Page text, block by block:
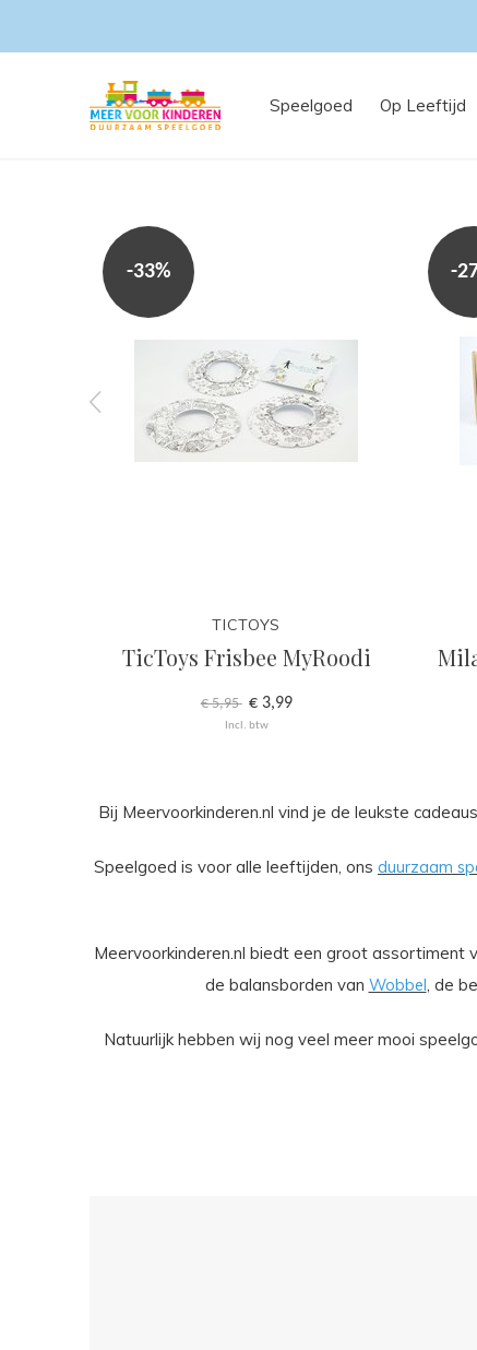
Speelgoed Op Leeftijd
-33%
TICTOYS
TicToys Frisbee MyRoodi
€ 5,95 € 3,99
Incl. btw
-
Bij Meervoorkinderen.nl vind je de leukste
Speelgoed is voor alle leeftijden, ons duurzaam
Meervoorkinderen.nl biedt een groot assortiment
de balansborden van Wobbel, de
Natuurlijk hebben wij nog veel meer mooi